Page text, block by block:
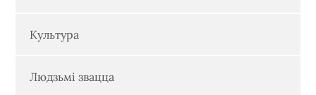
Культура
Людзьмі звацца